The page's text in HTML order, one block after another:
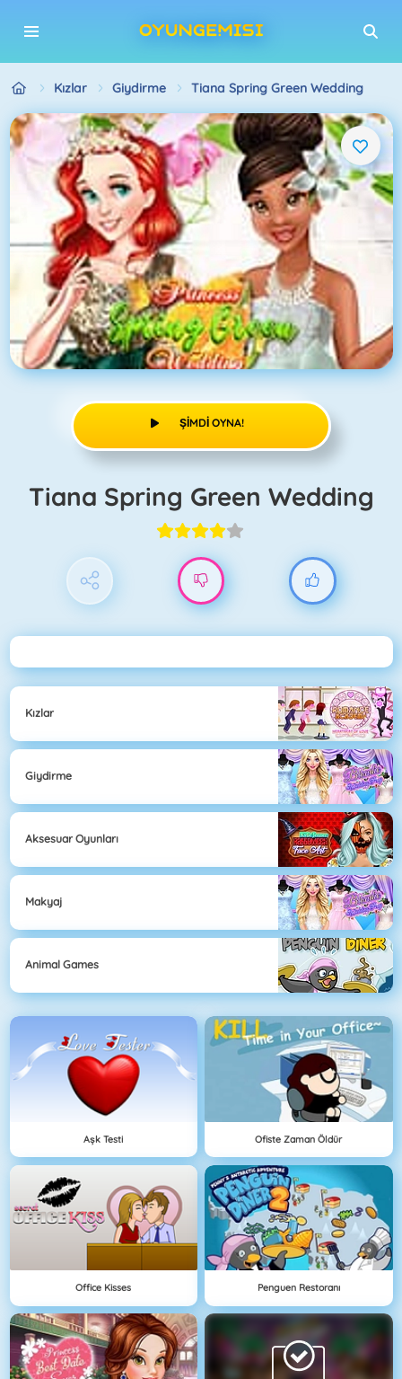
Kızlar Giydirme Tiana Spring Green Wedding
ŞIMDI OYNA!
Tiana Spring Green Wedding
Kızlar
Giydirme
Aksesuar Oyunları
Makyaj
Animal Games
Aşk Testi Ofiste Zaman Öldür
Office Kisses Penguen Restoranı